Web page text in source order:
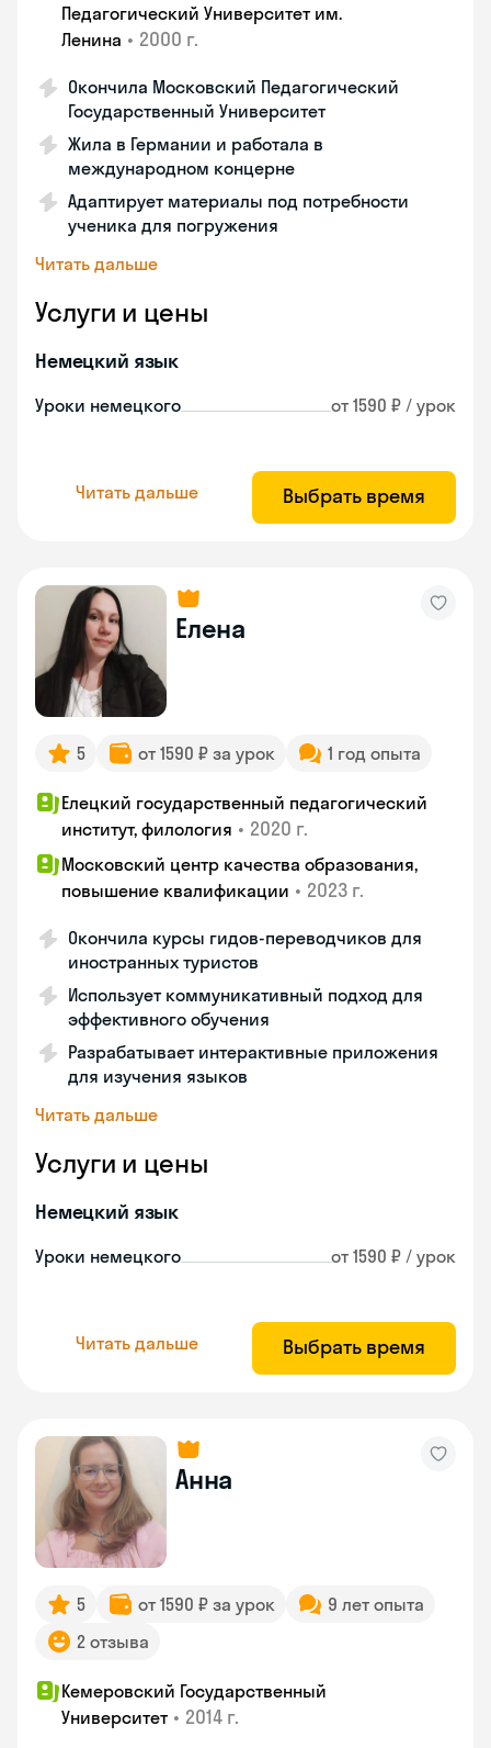
Педагогический Университет им.
Ленина • 2000 г.
Окончила Московский Педагогический
Государственный Университет
Жила в Германии и работала в
международном концерне
Адаптирует материалы под потребности
ученика для погружения
Читать дальше
Услуги и цены
Немецкий язык
Уроки немецкого от 1590 ₽ / урок
Читать дальше Выбрать время
Елена
5 от 1590 ₽ за урок 1 год опыта
Елецкий государственный педагогический
институт, филология • 2020 г.
Московский центр качества образования,
повышение квалификации • 2023 г.
Окончила курсы гидов-переводчиков для
иностранных туристов
Использует коммуникативный подход для
эффективного обучения
Разрабатывает интерактивные приложения
для изучения языков
Читать дальше
Услуги и цены
Немецкий язык
Уроки немецкого от 1590 ₽ / урок
Читать дальше Выбрать время
Анна
5 от 1590 ₽ за урок
9 лет опыта
2 отзыва
Кемеровский Государственный
Университет • 2014 г.